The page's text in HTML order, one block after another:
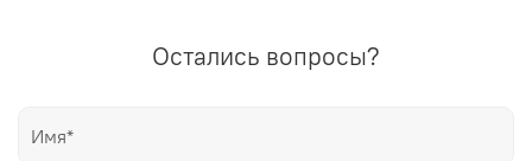
Остались вопросы?